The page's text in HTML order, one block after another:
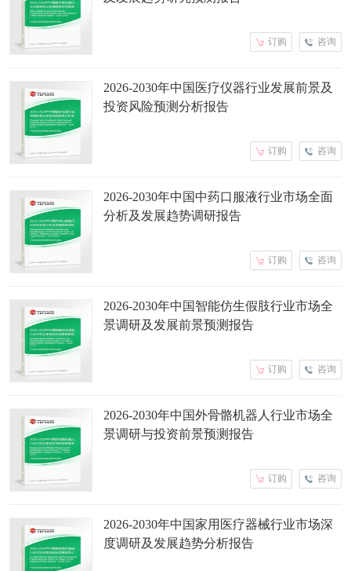
咨询
订购
2026-2030年中国医疗仪器行业发展前景及
投资风险预测分析报告
咨询
订购
2026-2030年中国中药口服液行业市场全面
分析及发展趋势调研报告
咨询
订购
2026-2030年中国智能仿生假肢行业市场全
景调研及发展前景预测报告
咨询
订购
2026-2030年中国外骨骼机器人行业市场全
景调研与投资前景预测报告
咨询
订购
2026-2030年中国家用医疗器械行业市场深
度调研及发展趋势分析报告